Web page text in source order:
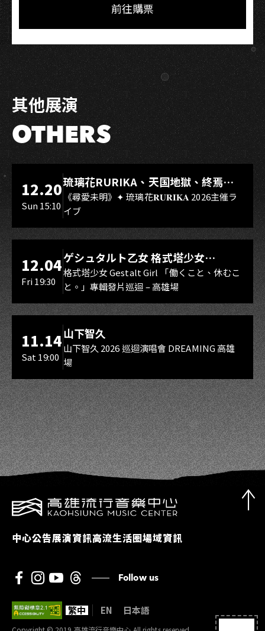
前往購票
其他展演
OTHERS
LIVE WAREHOUSE 小庫
12.20
Sun 15:10
琉璃花RURIKA、天国地獄、終焉
Rebirth、DUALIA、無我夢中、花奏
スマイル（O.A.）
《尋愛未明》✦ 琉璃花𝐑𝐔𝐑𝐈𝐊𝐀 2026主催ラ
イブ
LIVE WAREHOUSE 小庫
12.04
Fri 19:30
ゲシュタルト乙女 格式塔少女
Gestalt Girl
格式塔少女 Gestalt Girl 「働くこと、休むこ
と。」專輯發片巡迴 – 高雄場
11.14
Sat 19:00
山下智久
山下智久 2026 巡迴演唱會 DREAMING 高雄
場
中心公告展演資訊高流生活圈場域資訊
Follow us
繁中 EN 日本語